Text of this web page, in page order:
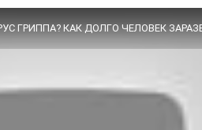
ГРИППА? КАК ДОЛГО ЧЕЛОВЕК